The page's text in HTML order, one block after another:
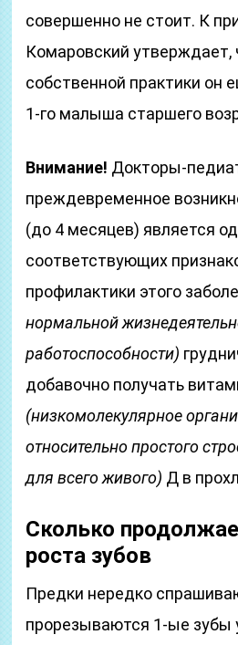
совершенно не стоит. К
Комаровский утверждает,
собственной практики он
1-го малыша старшего
Внимание! Докторы-
преждевременное
(до 4 месяцев) является
соответствующих
профилактики этого
нормальной
работоспособности)
добавочно получать
(низкомолекулярное
относительно простого
для всего живого) Д в
Сколько
роста зубов
Предки нередко
прорезываются 1-ые зубы